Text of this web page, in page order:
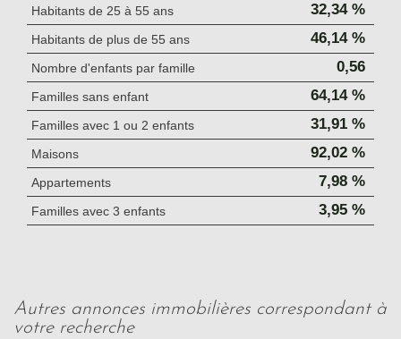
Habitants de 25 à 55 ans 32,34 %
Habitants de plus de 55 ans 46,14 %
Nombre d'enfants par famille 0,56
Familles sans enfant 64,14 %
Familles avec 1 ou 2 enfants 31,91 %
Maisons 92,02 %
Appartements 7,98 %
Familles avec 3 enfants 3,95 %
autres annonces immobilières correspondant à
votre recherche